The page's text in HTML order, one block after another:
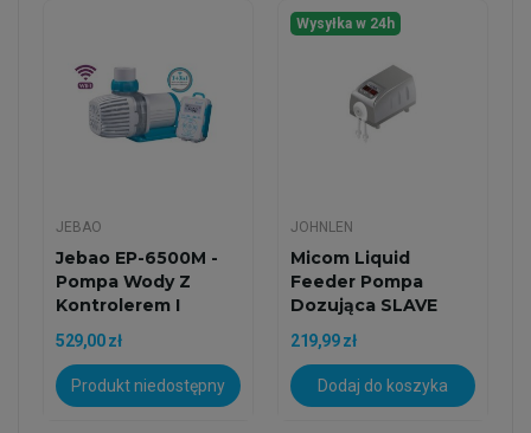
JEBAO
Jebao EP-6500M -
Pompa Wody Z
Kontrolerem I
Modułem Wi-Fi...
529,00 zł
Produkt niedostępny
Wysyłka w 24h
JOHNLEN
Micom Liquid
Feeder Pompa
Dozująca SLAVE
219,99 zł
Dodaj do koszyka